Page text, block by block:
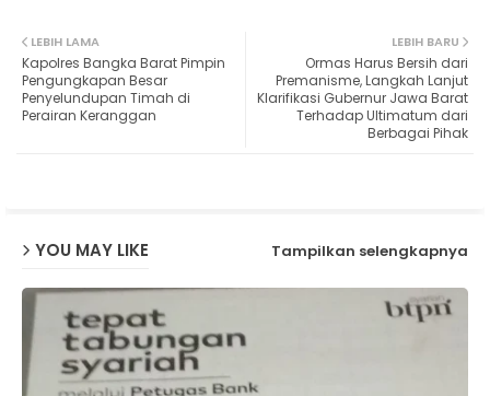
ats
ap
LEBIH BARU
Ormas Harus Bersih dari
Premanisme, Langkah Lanjut
Klarifikasi Gubernur Jawa Barat
Terhadap Ultimatum dari
Berbagai Pihak
LEBIH LAMA
Kapolres Bangka Barat Pimpin
Pengungkapan Besar
Penyelundupan Timah di
Perairan Keranggan
YOU MAY LIKE Tampilkan selengkapnya